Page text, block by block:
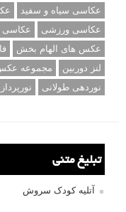
عکاسی سیاه و سفید
عکاسی ورزشی
عکاسی
عکس های الهام بخش
لنز دوربین
مجموعه
نوردهی طولانی
تبلیغ متنی
آتلیه کودک سروش